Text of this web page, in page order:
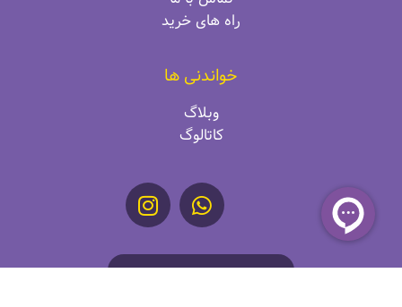
راه‌ های خرید
خواندنی ها
وبلاگ
کاتالوگ